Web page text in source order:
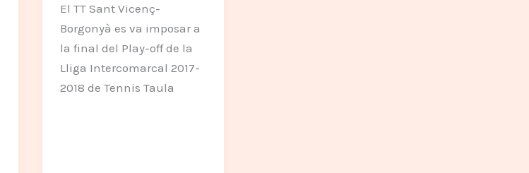
El TT Sant Vicenç-
Borgonyà es va imposar a
la final del Play-off de la
Lliga Intercomarcal 2017-
2018 de Tennis Taula